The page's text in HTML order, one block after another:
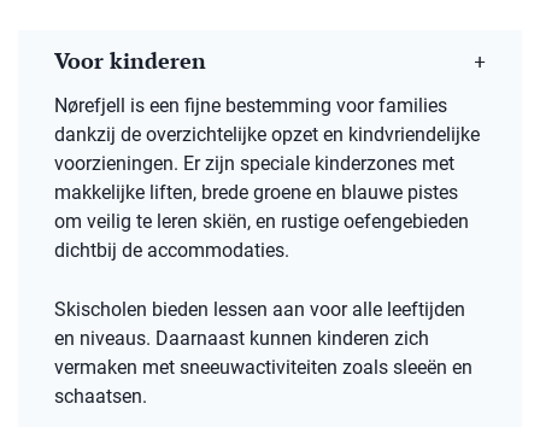
Voor kinderen
Nørefjell is een fijne bestemming voor families
dankzij de overzichtelijke opzet en kindvriendelijke
voorzieningen. Er zijn speciale kinderzones met
makkelijke liften, brede groene en blauwe pistes
om veilig te leren skiën, en rustige oefengebieden
dichtbij de accommodaties.
Skischolen bieden lessen aan voor alle leeftijden
en niveaus. Daarnaast kunnen kinderen zich
vermaken met sneeuwactiviteiten zoals sleeën en
schaatsen.